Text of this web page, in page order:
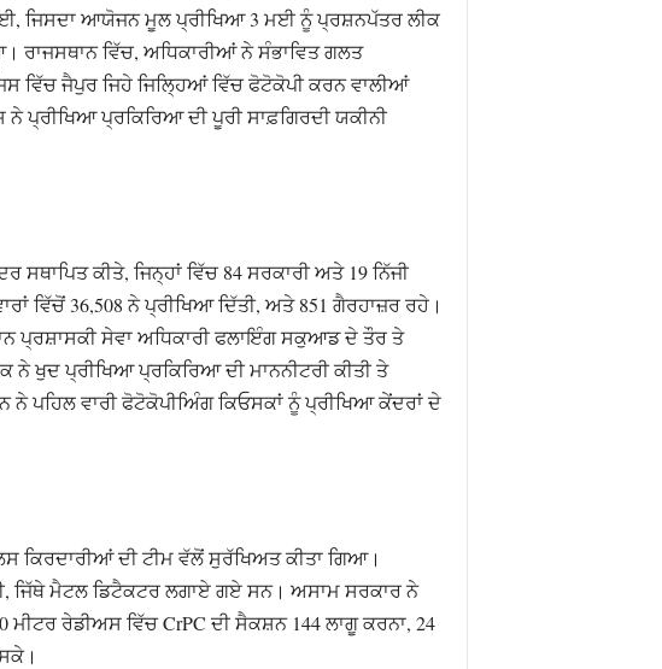
ਜਿਸਦਾ ਆਯੋਜਨ ਮੂਲ ਪ੍ਰੀਖਿਆ 3 ਮਈ ਨੂੰ ਪ੍ਰਸ਼ਨਪੱਤਰ ਲੀਕ
ਵਿੱਚ, ਅਧਿਕਾਰੀਆਂ ਨੇ ਸੰਭਾਵਿਤ ਗਲਤ
ਵਿੱਚ ਜੈਪੁਰ ਜਿਹੇ ਜਿਲ੍ਹਿਆਂ ਵਿੱਚ ਫੋਟੋਕੋਪੀ ਕਰਨ ਵਾਲੀਆਂ
ਪ੍ਰੀਖਿਆ ਪ੍ਰਕਿਰਿਆ ਦੀ ਪੂਰੀ ਸਾਫ਼ਗਿਰਦੀ ਯਕੀਨੀ
ਕੀਤੇ, ਜਿਨ੍ਹਾਂ ਵਿੱਚ 84 ਸਰਕਾਰੀ ਅਤੇ 19 ਨਿੱਜੀ
ਵਿੱਚੋਂ 36,508 ਨੇ ਪ੍ਰੀਖਿਆ ਦਿੱਤੀ, ਅਤੇ 851 ਗੈਰਹਾਜ਼ਰ ਰਹੇ।
ਪ੍ਰਸ਼ਾਸਕੀ ਸੇਵਾ ਅਧਿਕਾਰੀ ਫਲਾਇੰਗ ਸਕੁਆਡ ਦੇ ਤੌਰ ਤੇ
ਖੁਦ ਪ੍ਰੀਖਿਆ ਪ੍ਰਕਿਰਿਆ ਦੀ ਮਾਨਨੀਟਰੀ ਕੀਤੀ ਤੇ
ਪਹਿਲ ਵਾਰੀ ਫੋਟੋਕੋਪੀਅਿੰਗ ਕਿਓਸਕਾਂ ਨੂੰ ਪ੍ਰੀਖਿਆ ਕੇਂਦਰਾਂ ਦੇ
ਕਿਰਦਾਰੀਆਂ ਦੀ ਟੀਮ ਵੱਲੋਂ ਸੁਰੱਖਿਅਤ ਕੀਤਾ ਗਿਆ।
ਜਿੱਥੇ ਮੈਟਲ ਡਿਟੈਕਟਰ ਲਗਾਏ ਗਏ ਸਨ। ਅਸਾਮ ਸਰਕਾਰ ਨੇ
ਰੇਡੀਅਸ ਵਿੱਚ CrPC ਦੀ ਸੈਕਸ਼ਨ 144 ਲਾਗੂ ਕਰਨਾ, 24